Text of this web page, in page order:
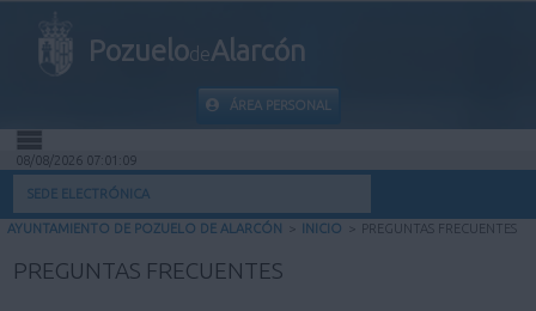
PozuelodeAlarcón
ÁREA PERSONAL
INICIO
08/08/2026 07:01:10
SEDE ELECTRÓNICA
AYUNTAMIENTO DE POZUELO DE ALARCÓN > INICIO > PREGUNTAS FRECUENTES
PREGUNTAS FRECUENTES